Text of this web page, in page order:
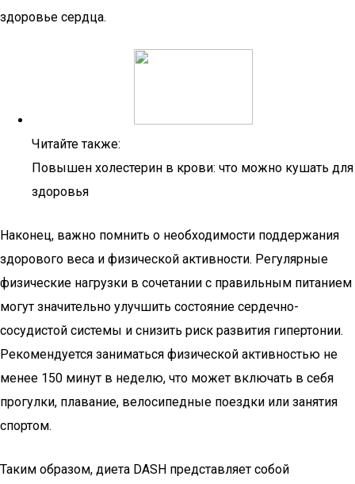
здоровье сердца.
Читайте также:
Повышен холестерин в крови: что можно кушать для
здоровья
Наконец, важно помнить о необходимости поддержания
здорового веса и физической активности. Регулярные
физические нагрузки в сочетании с правильным питанием
могут значительно улучшить состояние сердечно-
сосудистой системы и снизить риск развития гипертонии.
Рекомендуется заниматься физической активностью не
менее 150 минут в неделю, что может включать в себя
прогулки, плавание, велосипедные поездки или занятия
спортом.
Таким образом, диета DASH представляет собой